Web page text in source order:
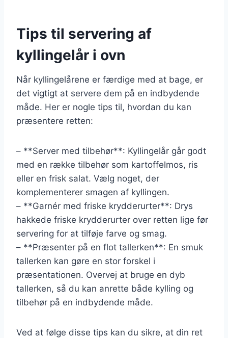
Tips til servering af
kyllingelår i ovn
Når kyllingelårene er færdige med at bage, er
det vigtigt at servere dem på en indbydende
måde. Her er nogle tips til, hvordan du kan
præsentere retten:
– **Server med tilbehør**: Kyllingelår går godt
med en række tilbehør som kartoffelmos, ris
eller en frisk salat. Vælg noget, der
komplementerer smagen af kyllingen.
– **Garnér med friske krydderurter**: Drys
hakkede friske krydderurter over retten lige før
servering for at tilføje farve og smag.
– **Præsenter på en flot tallerken**: En smuk
tallerken kan gøre en stor forskel i
præsentationen. Overvej at bruge en dyb
tallerken, så du kan anrette både kylling og
tilbehør på en indbydende måde.
Ved at følge disse tips kan du sikre, at din ret